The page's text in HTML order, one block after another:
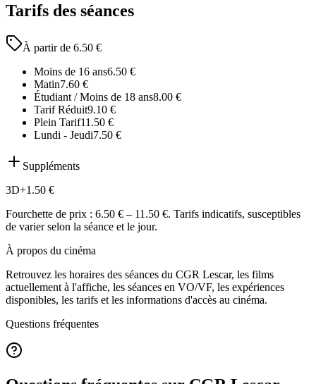
Tarifs des séances
À partir de 6.50 €
Moins de 16 ans6.50 €
Matin7.60 €
Étudiant / Moins de 18 ans8.00 €
Tarif Réduit9.10 €
Plein Tarif11.50 €
Lundi - Jeudi7.50 €
Suppléments
3D+1.50 €
Fourchette de prix : 6.50 € – 11.50 €. Tarifs indicatifs, susceptibles
de varier selon la séance et le jour.
À propos du cinéma
Retrouvez les horaires des séances du CGR Lescar, les films
actuellement à l'affiche, les séances en VO/VF, les expériences
disponibles, les tarifs et les informations d'accès au cinéma.
Questions fréquentes